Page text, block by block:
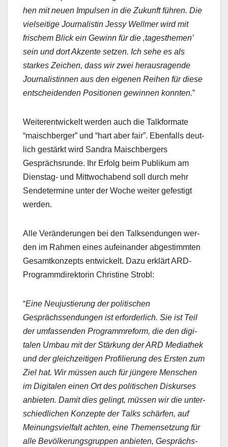
hen mit neuen Impulsen in die Zukun­ft führen. Die
viel­seit­ige Jour­nal­istin Jessy Wellmer wird mit
frischem Blick ein Gewinn für die ‚tages­the­men’
sein und dort Akzente set­zen. Ich sehe es als
starkes Zeichen, dass wir zwei her­aus­ra­gende
Jour­nal­istin­nen aus den eige­nen Rei­hen für diese
entschei­den­den Posi­tio­nen gewin­nen kon­nten.”
Weit­er­en­twick­elt wer­den auch die Talk­for­mate
“mais­chberg­er” und “hart aber fair”. Eben­falls deut­
lich gestärkt wird San­dra Mais­chberg­ers
Gespräch­srunde. Ihr Erfolg beim Pub­likum am
Dien­stag- und Mittwochabend soll durch mehr
Sende­ter­mine unter der Woche weit­er gefes­tigt
wer­den.
Alle Verän­derun­gen bei den Talk­sendun­gen wer­
den im Rah­men eines aufeinan­der abges­timmten
Gesamtkonzepts entwick­elt. Dazu erk­lärt ARD-
Pro­gram­mdi­rek­torin Chris­tine Strobl:
“Eine Neu­justierung der poli­tis­chen
Gesprächssendun­gen ist erforder­lich. Sie ist Teil
der umfassenden Pro­gramm­re­form, die den dig­i­
tal­en Umbau mit der Stärkung der ARD Mediathek
und der gle­ichzeit­i­gen Pro­fil­ierung des Ersten zum
Ziel hat. Wir müssen auch für jün­gere Men­schen
im Dig­i­tal­en einen Ort des poli­tis­chen Diskurs­es
anbi­eten. Damit dies gelingt, müssen wir die unter­
schiedlichen Konzepte der Talks schär­fen, auf
Mei­n­ungsvielfalt acht­en, eine The­menset­zung für
alle Bevölkerungs­grup­pen anbi­eten, Gesprächs­